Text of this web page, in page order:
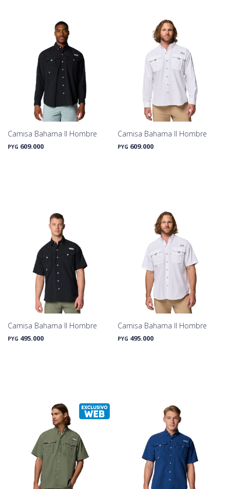
Camisa Bahama II Hombre
PYG 609.000
Camisa Bahama II Hombre
PYG 609.000
Camisa Bahama II Hombre
PYG 495.000
Camisa Bahama II Hombre
PYG 495.000